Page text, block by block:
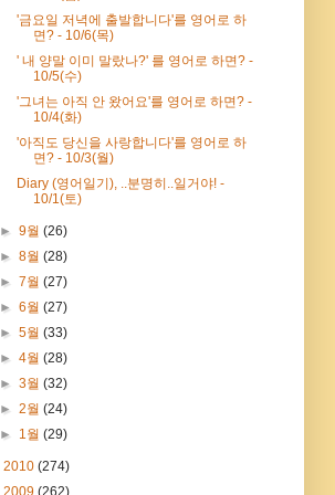
'금요일 저녁에 출발합니다'를 영어로 하
면? - 10/6(목)
' 내 양말 이미 말랐나?' 를 영어로 하면? -
10/5(수)
'그녀는 아직 안 왔어요'를 영어로 하면? -
10/4(화)
'아직도 당신을 사랑합니다'를 영어로 하
면? - 10/3(월)
Diary (영어일기), ..분명히..일거야! -
10/1(토)
►9월(26)
►8월(28)
►7월(27)
►6월(27)
►5월(33)
►4월(28)
►3월(32)
►2월(24)
► 1월(29)
2010 (274)
2009 (262)